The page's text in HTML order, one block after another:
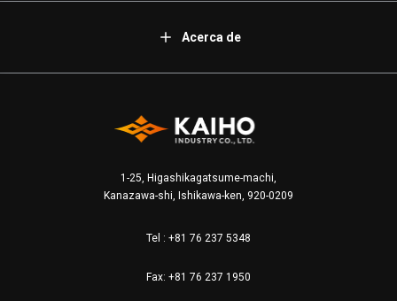
Acerca de
1-25, Higashikagatsume-machi,
Kanazawa-shi, Ishikawa-ken, 920-0209
Tel : +81 76 237 5348
Fax: +81 76 237 1950